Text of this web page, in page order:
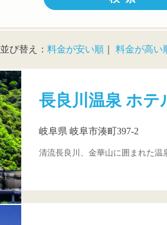
並び替え： 料金が安い順 料金が高い
長良川温泉 ホテ
岐阜県 岐阜市湊町397-2
清流長良川、金華山に囲まれた